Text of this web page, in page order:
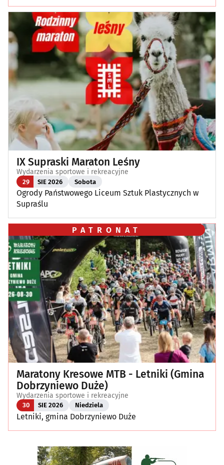
IX Supraski Maraton Leśny
Wydarzenia sportowe i rekreacyjne
29 SIE 2026 Sobota
Ogrody Państwowego Liceum Sztuk Plastycznych w
Supraślu
PATRONAT
Maratony Kresowe MTB - Letniki (Gmina
Dobrzyniewo Duże)
Wydarzenia sportowe i rekreacyjne
30 SIE 2026 Niedziela
Letniki, gmina Dobrzyniewo Duże